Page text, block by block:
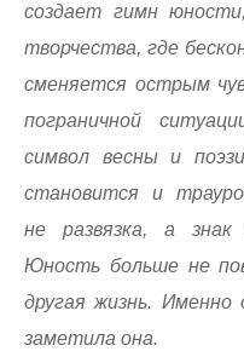
создает гимн
творчества, где
сменяется острым
пограничной
символ весны и
становится и
не развязка, а знак
Юность больше не
другая жизнь.
заметила она.